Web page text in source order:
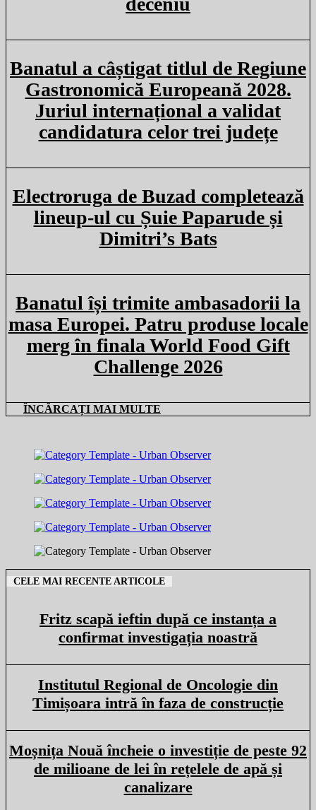
Banatul a câștigat titlul de Regiune
Gastronomică Europeană 2028.
Juriul internațional a validat
candidatura celor trei județe
Electroruga de Buzad completează
lineup-ul cu Șuie Paparude și
Dimitri’s Bats
Banatul își trimite ambasadorii la
masa Europei. Patru produse locale
merg în finala World Food Gift
Challenge 2026
ÎNCĂRCAȚI MAI MULTE
CELE MAI RECENTE ARTICOLE
Fritz scapă ieftin după ce instanța a
confirmat investigația noastră
Institutul Regional de Oncologie din
Timișoara intră în faza de construcție
Moșnița Nouă încheie o investiție de peste 92
de milioane de lei în rețelele de apă și
canalizare